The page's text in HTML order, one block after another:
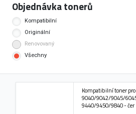
Objednávka tonerů
Kompatibilní
Originální
Renovovaný
Všechny
Kompatibilní toner
9040/9042/9045/
9440/9450/9840 - čer